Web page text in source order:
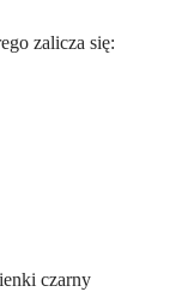
zalicza się:
czarny